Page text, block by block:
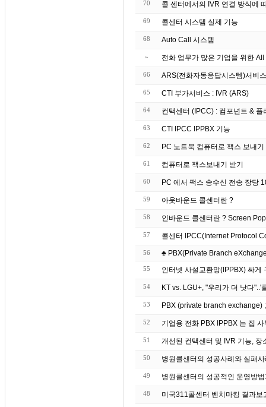
70 콜 센터에서의 IVR 연결 방식에
69 콜센터 시스템 실제 기능
68 Auto Call 시스템
» 전화 업무가 많은 기업을 위한
66 ARS(전화자동응답시스템)서비
65 CTI 부가서비스 : IVR (ARS)
64 컨택센터 (IPCC) : 컴포넌트 &
63 CTI IPCC IPPBX 기능
62
61 컴퓨터로 팩스보내기 받기
60 PC 에서 팩스 송수신 전송 장당
59 아웃바운드 콜센터란 ?
58 인바운드 콜센터
57 콜센터 IPCC(Internet Protocol
56 ♣ PBX(Private Branch
55 인터넷 사설교환망(IPPBX) 싸게
54 KT vs. LGU+, "우리가 더 낫다"..'
53 PBX (private branch exchange)
52 기업용 전화 PBX
51 개선된 컨택센터 및 IVR 기능, 장
50 병원콜센터의 성공사례와 실패
49 병원콜센터의 성공적인 운영방
48 미국311콜센터 벤치마킹 결과보